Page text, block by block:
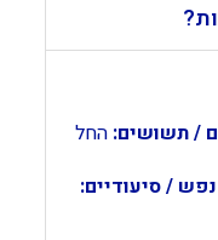
/ תשושים: החל
/ סיעודיים: